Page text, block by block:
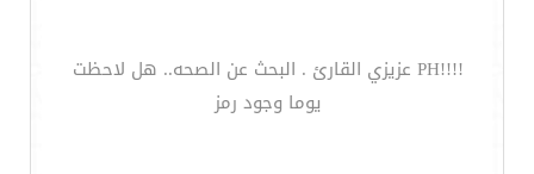
!!!!PH عزيزي القارئ . البحث عن الصحه.. هل لاحظت
يوما وجود رمز